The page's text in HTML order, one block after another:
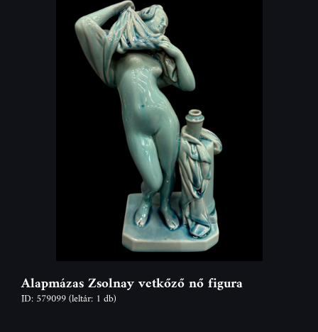
Alapmázas Zsolnay vetkőző nő figura
ID: 579099(leltár: 1 db)